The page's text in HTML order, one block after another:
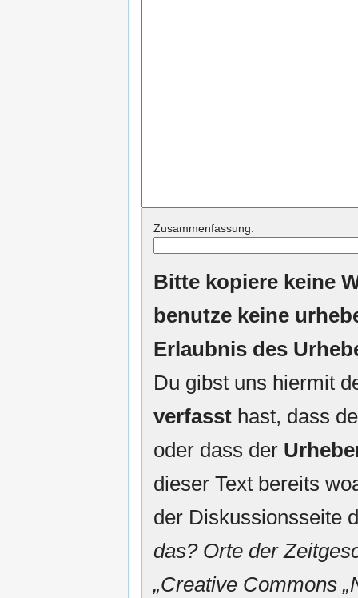
Zusammenfassung:
Bitte kopiere keine
benutze keine
Erlaubnis des
Du gibst uns hiermit
verfasst hast, dass
oder dass der
dieser Text bereits
der Diskussionsseite
das? Orte der
„Creative Commons